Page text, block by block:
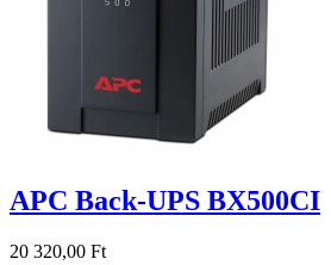
APC Back-UPS BX500CI
20 320,00 Ft